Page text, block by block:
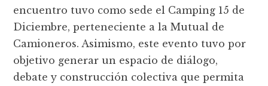
encuentro tuvo como sede el Camping 15 de
Diciembre, perteneciente a la Mutual de
Camioneros. Asimismo, este evento tuvo por
objetivo generar un espacio de diálogo,
debate y construcción colectiva que permita